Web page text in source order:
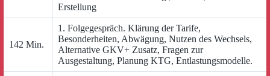
Erstellung
142 Min.
1. Folgegespräch. Klärung der Tarife,
Besonderheiten, Abwägung, Nutzen des Wechsels,
Alternative GKV+ Zusatz, Fragen zur
Ausgestaltung, Planung KTG, Entlastungsmodelle.